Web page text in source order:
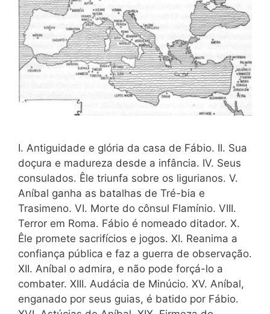
I. Antiguidade e glória da casa de Fábio. II. Sua
doçura e madureza desde a infância. IV. Seus
consulados. Êle triunfa sobre os ligurianos. V.
Aníbal ganha as batalhas de Tré-bia e
Trasimeno. VI. Morte do cônsul Flamínio. VIII.
Terror em Roma. Fábio é nomeado ditador. X.
Êle promete sacrifícios e jogos. XI. Reanima a
confiança pública e faz a guerra de observação.
XII. Aníbal o admira, e não pode forçá-lo a
combater. XIII. Audácia de Minúcio. XV. Aníbal,
enganado por seus guias, é batido por Fábio.